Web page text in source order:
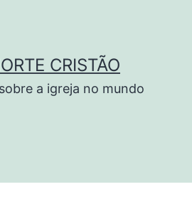
CRISTÃO
a igreja no mundo